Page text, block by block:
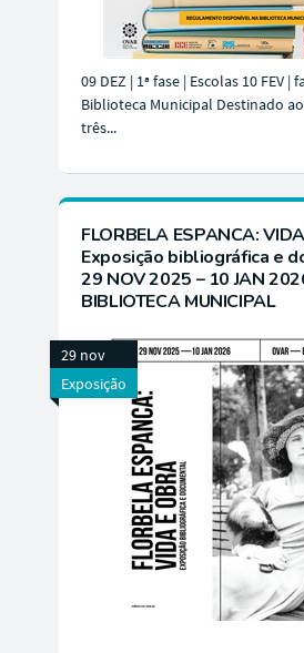
09 DEZ | 1ª fase | Escolas 10 FEV |
Biblioteca Municipal Destinado
três...
FLORBELA ESPANCA:
Exposição bibliográfica e
29 NOV 2025 – 10 JAN
BIBLIOTECA MUNICIPAL
29 nov
Exposição